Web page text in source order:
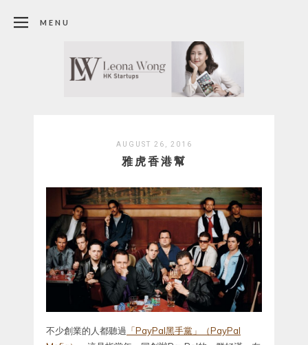
MENU
AUGUST 26, 2016
雅虎香港幫
不少創業的人都聽過 「PayPal黑手黨」（PayPal